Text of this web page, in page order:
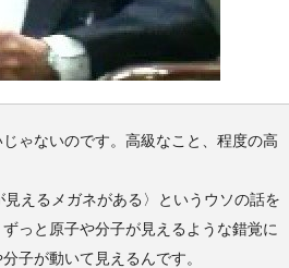
ゃないのです。高級なこと、程度の高
えるメガネがある〉というウソの話を
っと原子や分子が見えるような錯覚に
子が動いて見えるんです。